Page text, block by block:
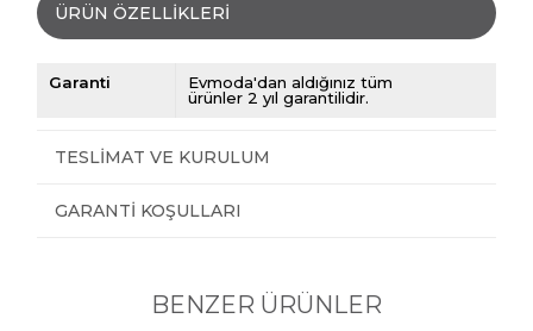
ÜRÜN ÖZELLIKLERI
Garanti
Evmoda'dan aldığınız tüm
ürünler 2 yıl garantilidir.
TESLIMAT VE KURULUM
GARANTI KOŞULLARI
BENZER ÜRÜNLER